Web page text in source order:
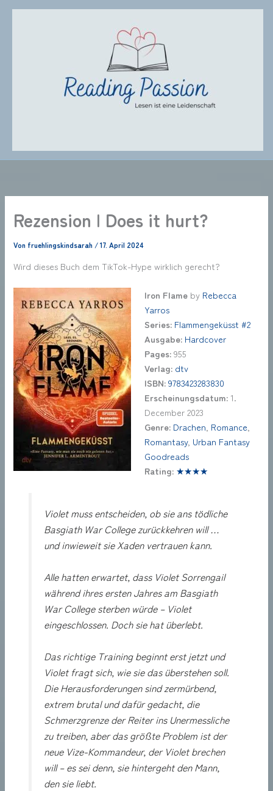
Zum
Rezension | Does it hurt?
Von fruehlingskindsarah /17. April 2024
Wird dieses Buch dem TikTok-Hype wirklich gerecht?
Iron Flame by Rebecca
Yarros
Series: Flammengeküsst #2
Ausgabe: Hardcover
Pages:955
Verlag: dtv
ISBN: 9783423283830
Erscheinungsdatum: 1.
December 2023
Genre: Drachen, Romance,
Romantasy, Urban Fantasy
Goodreads
Rating: ★★★★
Violet muss entscheiden, ob sie ans tödliche
Basgiath War College zurückkehren will …
und inwieweit sie Xaden vertrauen kann.
Alle hatten erwartet, dass Violet Sorrengail
während ihres ersten Jahres am Basgiath
War College sterben würde – Violet
eingeschlossen. Doch sie hat überlebt.
Das richtige Training beginnt erst jetzt und
Violet fragt sich, wie sie das überstehen soll.
Die Herausforderungen sind zermürbend,
extrem brutal und dafür gedacht, die
Schmerzgrenze der Reiter ins Unermessliche
zu treiben, aber das größte Problem ist der
neue Vize-Kommandeur, der Violet brechen
will – es sei denn, sie hintergeht den Mann,
den sie liebt.